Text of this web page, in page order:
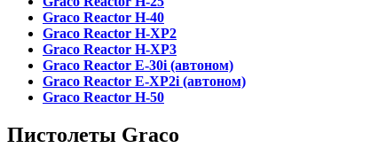
Graco Reactor H-40
Graсo Reactor H-XP2
Graco Reactor H-XP3
Graco Reactor E-30i (автоном)
Graco Reactor E-XP2i (автоном)
Graco Reactor H-50
Пистолеты Graco